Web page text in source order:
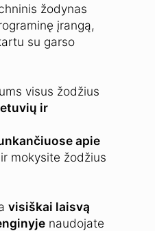
žodynas
įrangą,
su garso
visus žodžius
ir
apie
mokysite žodžius
visiškai laisvą
naudojate